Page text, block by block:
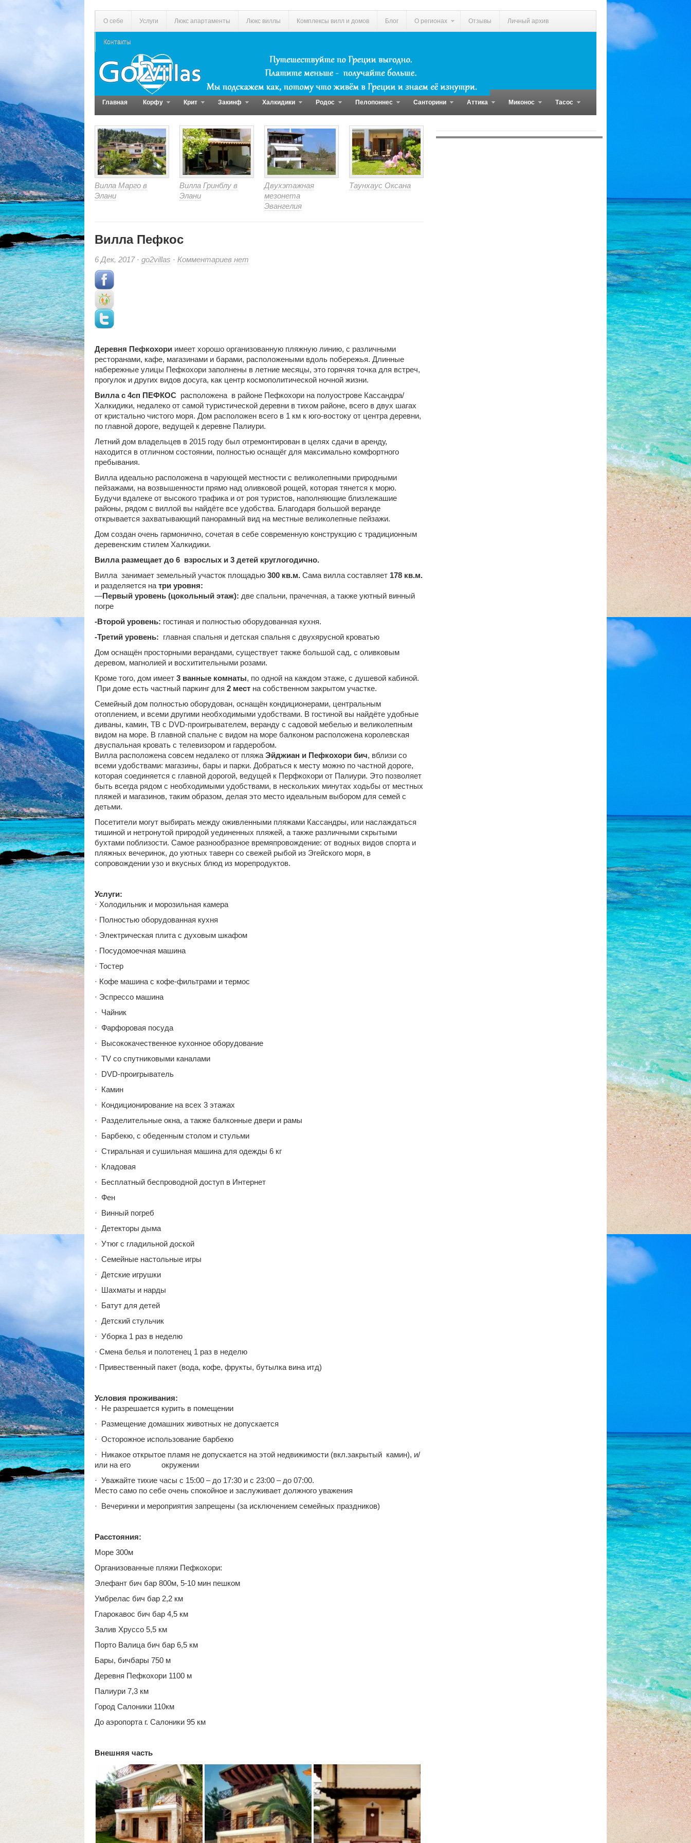
О себе Услуги Люкс апартаменты Люкс виллы Комплексы вилл и домов Блог О регионах Отзывы Личный архив
Контакты
Главная Корфу Крит Закинф Халкидики Родос Пелопоннес Санторини Аттика Миконос Тасос
Вилла Марго в
Элани
Вилла Гринблу в
Элани
Двухэтажная
мезонета
Эвангелия
Таунхаус Оксана
Вилла Пефкос
6 Дек, 2017 · go2villas · Комментариевкнет
Деревня Пефкохори имеет хорошо организованную пляжную линию, с различными
ресторанами, кафе, магазинами и барами, расположеными вдоль побережья. Длинные
набережные улицы Пефкохори заполнены в летние месяцы, это горячяя точка для встреч,
прогулок и других видов досуга, как центр космополитической ночной жизни.
Вилла с 4сп ПЕФКОС расположена в районе Пефкохори на полуострове Кассандра/
Халкидики, недалеко от самой туристической деревни в тихом районе, всего в двух шагах
от кристально чистого моря. Дом расположен всего в 1 км к юго-востоку от центра деревни,
по главной дороге, ведущей к деревне Палиури.
Летний дом владельцев в 2015 году был отремонтирован в целях сдачи в аренду,
находится в отличном состоянии, полностью оснащёг для максимально комфортного
пребывания.
Вилла идеально расположена в чарующей местности с великолепными природными
пейзажами, на возвышенности прямо над оливковой рощей, которая тянется к морю.
Будучи вдалеке от высокого трафика и от роя туристов, наполняющие близлежашие
районы, рядом с виллой вы найдёте все удобства. Благодаря большой веранде
открывается захватывающий панорамный вид на местные великолепные пейзажи.
Дом создан очень гармонично, сочетая в себе современную конструкцию с традиционным
деревенским стилем Халкидики.
Вилла размещает до 6 взрослых и 3 детей круглогодично.
Вилла занимает земельный участок площадью 300 кв.м. Сама вилла составляет 178 кв.м.
и разделяется на три уровня:
—Первый уровень (цокольный этаж): две спальни, прачечная, а также уютный винный
погре
-Второй уровень: гостиная и полностью оборудованная кухня.
-Третий уровень: главная спальня и детская спальня с двухярусной кроватью
Дом оснащён просторными верандами, существует также большой сад, с оливковым
деревом, магнолией и восхитительными розами.
Кроме того, дом имеет 3 ванные комнаты, по одной на каждом этаже, с душевой кабиной.
При доме есть частный паркинг для 2 мест на собственном закрытом участке.
Семейный дом полностью оборудован, оснащён кондиционерами, центральным
отоплением, и всеми другими необходимыми удобствами. В гостиной вы найдёте удобные
диваны, камин, ТВ с DVD-проигрывателем, веранду с садовой мебелью и великолепным
видом на море. В главной спальне с видом на море балконом расположена королевская
двуспальная кровать с телевизором и гардеробом.
Вилла расположена совсем недалеко от пляжа Эйджиан и Пефкохори бич, вблизи со
всеми удобствами: магазины, бары и парки. Добраться к месту можно по частной дороге,
которая соединяется с главной дорогой, ведущей к Перфкохори от Палиури. Это позволяет
быть всегда рядом с необходимыми удобствами, в нескольких минутах ходьбы от местных
пляжей и магазинов, таким образом, делая это место идеальным выбором для семей с
детьми.
Посетители могут выбирать между оживленными пляжами Кассандры, или наслаждаться
тишиной и нетронутой природой уединенных пляжей, а также различными скрытыми
бухтами поблизости. Самое разнообразное времяпровождение: от водных видов спорта и
пляжных вечеринок, до уютных таверн со свежей рыбой из Эгейского моря, в
сопровождении узо и вкусных блюд из морепродуктов.
Услуги:
· Холодильник и морозильная камера
· Полностью оборудованная кухня
· Электрическая плита с духовым шкафом
· Посудомоечная машина
· Тостер
· Кофе машина с кофе-фильтрами и термос
· Эспрессо машина
· Чайник
· Фарфоровая посуда
· Высококачественное кухонное оборудование
· TV со спутниковыми каналами
· DVD-проигрыватель
· Камин
· Кондиционирование на всех 3 этажах
· Разделительные окна, а также балконные двери и рамы
· Барбекю, с обеденным столом и стульми
· Стиральная и сушильная машина для одежды 6 кг
· Кладовая
· Бесплатный беспроводной доступ в Интернет
· Фен
· Винный погреб
· Детекторы дыма
· Утюг с гладильной доской
· Семейные настольные игры
· Детские игрушки
· Шахматы и нарды
· Батут для детей
· Детский стульчик
· Уборка 1 раз в неделю
· Смена белья и полотенец 1 раз в неделю
· Привественный пакет (вода, кофе, фрукты, бутылка вина итд)
Условия проживания:
· Не разрешается курить в помещении
· Размещение домашних животных не допускается
· Осторожное использование барбекю
· Никакое открытое пламя не допускается на этой недвижимости (вкл.закрытый камин), и/
или на его окружении
· Уважайте тихие часы с 15:00 – до 17:30 и с 23:00 – до 07:00.
Место само по себе очень спокойное и заслуживает должного уважения
· Вечеринки и мероприятия запрещены (за исключением семейных праздников)
Расстояния:
Море 300м
Организованные пляжи Пефкохори:
Элефант бич бар 800м, 5-10 мин пешком
Умбрелас бич бар 2,2 км
Гларокавос бич бар 4,5 км
Залив Хруссо 5,5 км
Порто Валица бич бар 6,5 км
Бары, бичбары 750 м
Деревня Пефкохори 1100 м
Палиури 7,3 км
Город Салоники 110км
До аэропорта г. Салоники 95 км
Внешняя часть